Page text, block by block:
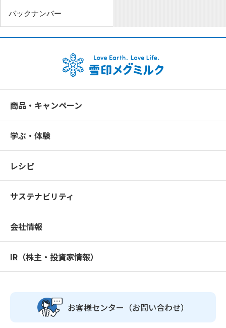
バックナンバー
商品・キャンペーン
学ぶ・体験
レシピ
サステナビリティ
会社情報
IR（株主・投資家情報）
お客様センター （お問い合わせ）